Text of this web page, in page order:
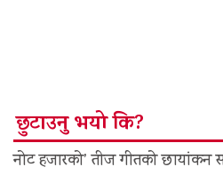
छुटाउनु भयो कि?
नोट हजारको’ तीज गीतको छायांकन